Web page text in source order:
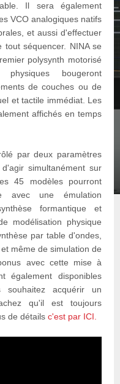
Il sera également
VCO analogiques natifs
et aussi d'effectuer
séquencer. NINA se
polysynth motorisé
bougeront
de couches ou de
et tactile immédiat. Les
affichés en temps
par deux paramètres
simultanément sur
45 modèles pourront
avec une émulation
formantique et
modélisation physique
par table d'ondes,
même de simulation de
avec cette mise à
également disponibles
acquérir un
qu'il est toujours
de détails c'est par ICI.